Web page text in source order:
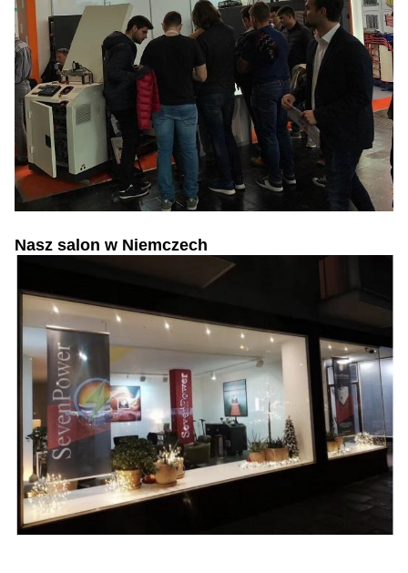
Nasz salon w Niemczech